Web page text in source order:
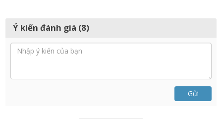
Ý kiến đánh giá (8)
Gửi